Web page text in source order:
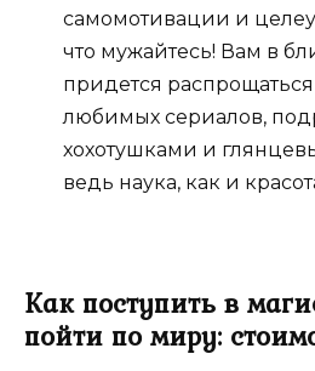
самомотивации и
что мужайтесь! Вам в
придется
любимых сериалов,
хохотушками и
ведь наука, как и
Как поступить в
пойти по миру: